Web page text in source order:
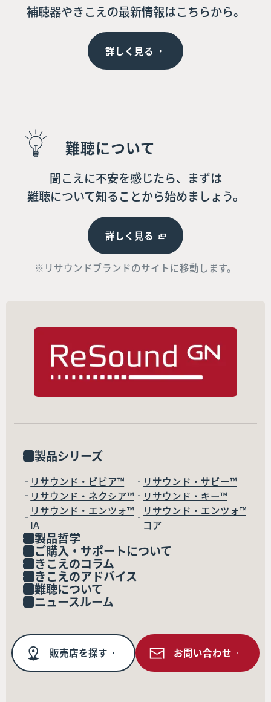
補聴器やきこえの最新情報はこちらから。
詳しく見る
難聴について
聞こえに不安を感じたら、まずは
難聴について知ることから始めましょう。
詳しく見る
※リサウンドブランドのサイトに移動します。
製品シリーズ
リサウンド・ビビア™
リサウンド・サビー™
リサウンド・ネクシア™
リサウンド・キー™
リサウンド・エンツォ™
IA
リサウンド・エンツォ™
コア
製品哲学
ご購入・サポートについて
きこえのコラム
きこえのアドバイス
難聴について
ニュースルーム
販売店を探す お問い合わせ